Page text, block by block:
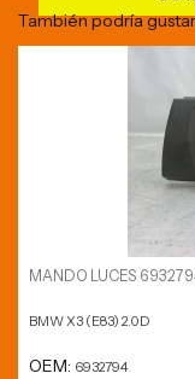
También podría
MANDO LUCES
BMW X3 (E83) 2.0D
OEM: 6932794